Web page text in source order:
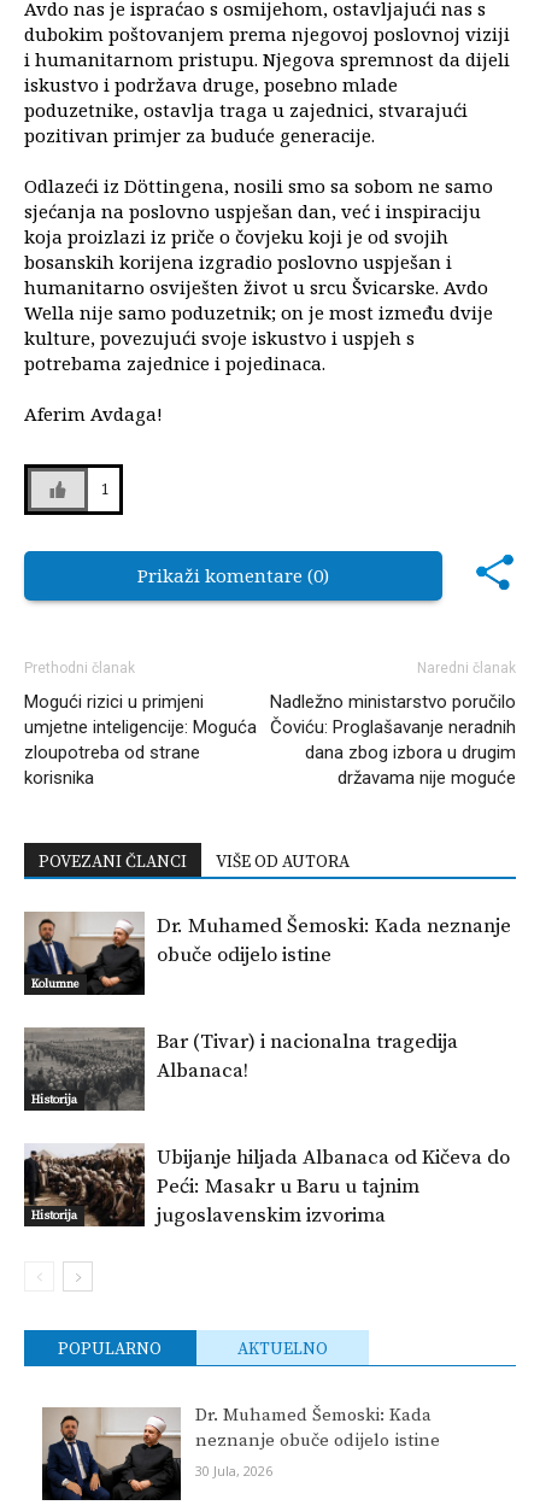
Avdo nas je ispraćao s osmijehom, ostavljajući nas s
dubokim poštovanjem prema njegovoj poslovnoj viziji
i humanitarnom pristupu. Njegova spremnost da dijeli
iskustvo i podržava druge, posebno mlade
poduzetnike, ostavlja traga u zajednici, stvarajući
pozitivan primjer za buduće generacije.
Odlazeći iz Döttingena, nosili smo sa sobom ne samo
sjećanja na poslovno uspješan dan, već i inspiraciju
koja proizlazi iz priče o čovjeku koji je od svojih
bosanskih korijena izgradio poslovno uspješan i
humanitarno osviješten život u srcu Švicarske. Avdo
Wella nije samo poduzetnik; on je most između dvije
kulture, povezujući svoje iskustvo i uspjeh s
potrebama zajednice i pojedinaca.
Aferim Avdaga!
1
Prikaži komentare (0)
Prethodni članak
Mogući rizici u primjeni
umjetne inteligencije: Moguća
zloupotreba od strane
korisnika
Naredni članak
Nadležno ministarstvo poručilo
Čoviću: Proglašavanje neradnih
dana zbog izbora u drugim
državama nije moguće
POVEZANI ČLANCI VIŠE OD AUTORA
Kolumne
Dr. Muhamed Šemoski: Kada neznanje
obuče odijelo istine
Historija
Bar (Tivar) i nacionalna tragedija
Albanaca!
Historija
Ubijanje hiljada Albanaca od Kičeva do
Peći: Masakr u Baru u tajnim
jugoslavenskim izvorima
POPULARNO AKTUELNO
Dr. Muhamed Šemoski: Kada
neznanje obuče odijelo istine
30 Jula, 2026